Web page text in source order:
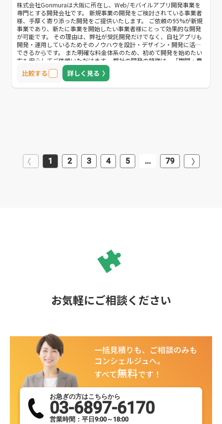
株式会社Gonmuraは大阪に所在し、Web/モバイルアプリ開発事業を
専門とする開発会社です。 新規事業の開発をご検討されている事業者
様、手厚く寄り添った開発をご提供いたします。 ご依頼の95%が新規
事業であり、新たに事業を開始したい事業者様にとって効果的な開発
が可能です。 その理由は、弊社が受託開発だけでなく、自社アプリも
開発・運用しているためそのノウハウを設計・デザイン・開発に活用
できるからです。 また明確な料金体系のため、初めて開発を始めたい
方も安心してご依頼いただけます。 弊社の開発の特徴は、「期間・費
用面のコストカット」「的確で迅速なフィードバック」「事業経験者
によるデザインと開発」になります。 数少ないFlutterというフレーム
ワークを用いてアプリを制作できる会社であり、スピード感を持って
比較する 詳しく見る
1 2 3 4 5 ... 79
お気軽にご相談ください
一括見積りも、ご相談のみも
コンシェルジュへ。
すべて無料です！
お急ぎの方はこちらから
03-6897-6170
営業時間：平日9:00～18:00